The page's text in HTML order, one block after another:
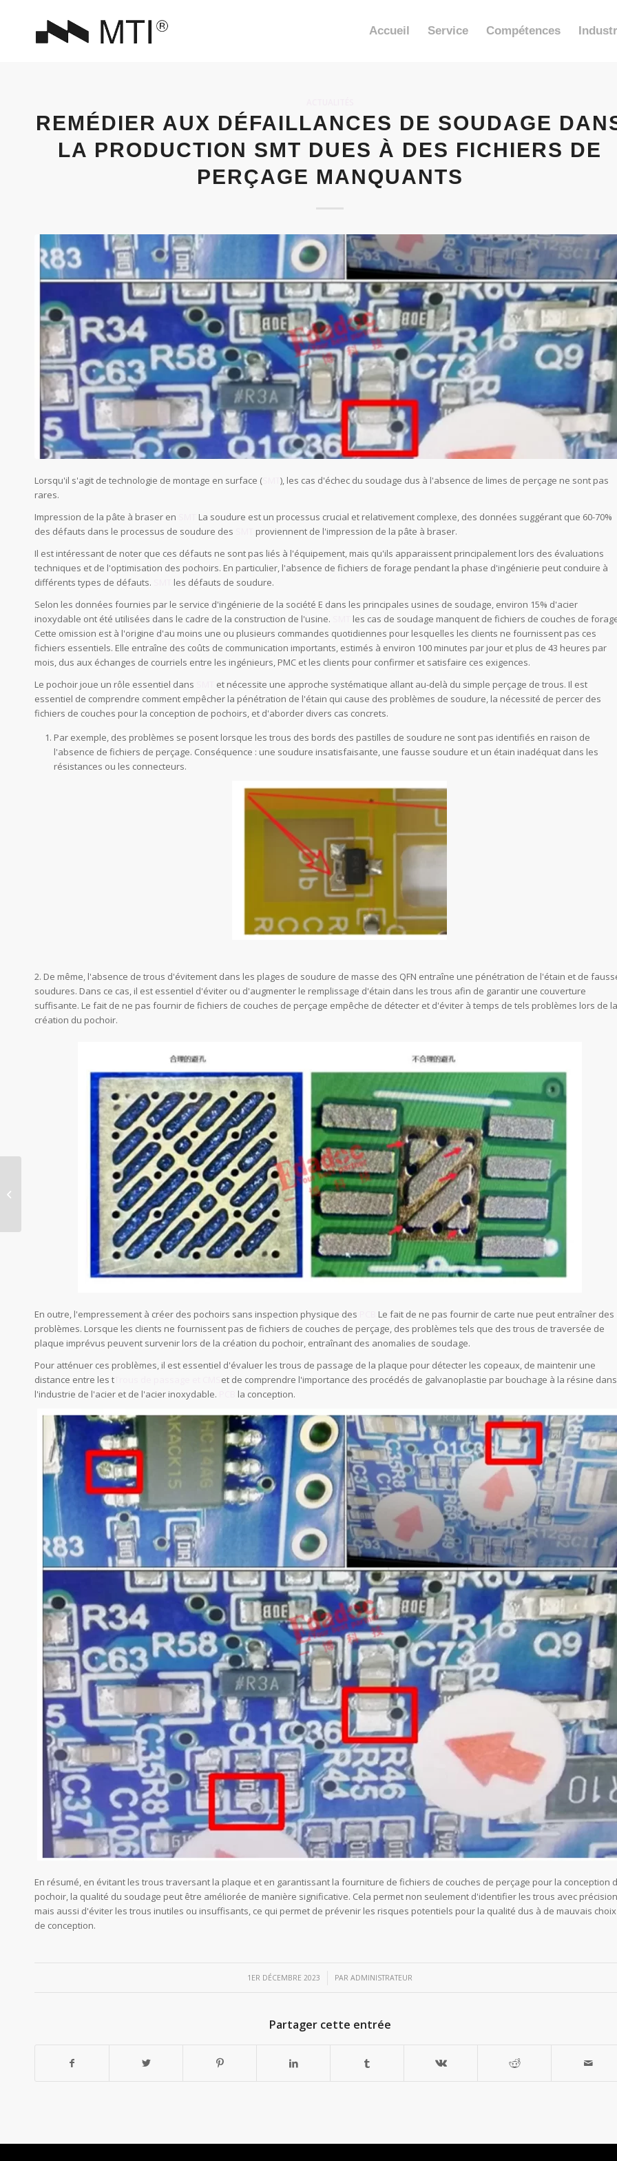
Accueil Service Compétences
REMÉDIER AUX DÉFAILLANCES DE SOUDAGE
LA PRODUCTION SMT DUES À DES FICHIERS DE
PERÇAGE MANQUANTS
Lorsqu'il s'agit de technologie de montage en surface (
), les cas d'échec du soudage dus à l'absence de limes de perçage ne sont pas
rares.
Impression de la pâte à braser en
La soudure est un processus crucial et relativement complexe, des données suggérant que 60-70%
des défauts dans le processus de soudure des
proviennent de l'impression de la pâte à braser.
Il est intéressant de noter que ces défauts ne sont pas liés à l'équipement, mais qu'ils apparaissent principalement lors des évaluations
techniques et de l'optimisation des pochoirs. En particulier, l'absence de fichiers de forage pendant la phase d'ingénierie peut conduire à
différents types de défauts.
les défauts de soudure.
Selon les données fournies par le service d'ingénierie de la société E dans les principales usines de soudage, environ 15% d'acier
inoxydable ont été utilisées dans le cadre de la construction de l'usine.
les cas de soudage manquent de fichiers de couches de
Cette omission est à l'origine d'au moins une ou plusieurs commandes quotidiennes pour lesquelles les clients ne fournissent pas ces
fichiers essentiels. Elle entraîne des coûts de communication importants, estimés à environ 100 minutes par jour et plus de 43 heures par
mois, dus aux échanges de courriels entre les ingénieurs, PMC et les clients pour confirmer et satisfaire ces exigences.
Le pochoir joue un rôle essentiel dans
et nécessite une approche systématique allant au-delà du simple perçage de trous. Il est
essentiel de comprendre comment empêcher la pénétration de l'étain qui cause des problèmes de soudure, la nécessité de percer des
fichiers de couches pour la conception de pochoirs, et d'aborder divers cas concrets.
Par exemple, des problèmes se posent lorsque les trous des bords des pastilles de soudure ne sont pas identifiés en raison de
l'absence de fichiers de perçage. Conséquence : une soudure insatisfaisante, une fausse soudure et un étain inadéquat dans les
résistances ou les connecteurs.
2. De même, l'absence de trous d'évitement dans les plages de soudure de masse des QFN entraîne une pénétration de l'étain et de
soudures. Dans ce cas, il est essentiel d'éviter ou d'augmenter le remplissage d'étain dans les trous afin de garantir une couverture
suffisante. Le fait de ne pas fournir de fichiers de couches de perçage empêche de détecter et d'éviter à temps de tels problèmes lors de la
création du pochoir.
En outre, l'empressement à créer des pochoirs sans inspection physique des
Le fait de ne pas fournir de carte nue peut entraîner des
problèmes. Lorsque les clients ne fournissent pas de fichiers de couches de perçage, des problèmes tels que des trous de traversée de
plaque imprévus peuvent survenir lors de la création du pochoir, entraînant des anomalies de soudage.
Pour atténuer ces problèmes, il est essentiel d'évaluer les trous de passage de la plaque pour détecter les copeaux, de maintenir une
distance entre les t
et de comprendre l'importance des procédés de galvanoplastie par bouchage à la résine dans
l'industrie de l'acier et de l'acier inoxydable.
la conception.
En résumé, en évitant les trous traversant la plaque et en garantissant la fourniture de fichiers de couches de perçage pour la conception
pochoir, la qualité du soudage peut être améliorée de manière significative. Cela permet non seulement d'identifier les trous avec
mais aussi d'éviter les trous inutiles ou insuffisants, ce qui permet de prévenir les risques potentiels pour la qualité dus à de mauvais choix
de conception.
1ER DÉCEMBRE 2023
/ PARADMINISTRATEUR
Partager cette entrée
avantages et les
inconvénients de la
finition de surface OSP